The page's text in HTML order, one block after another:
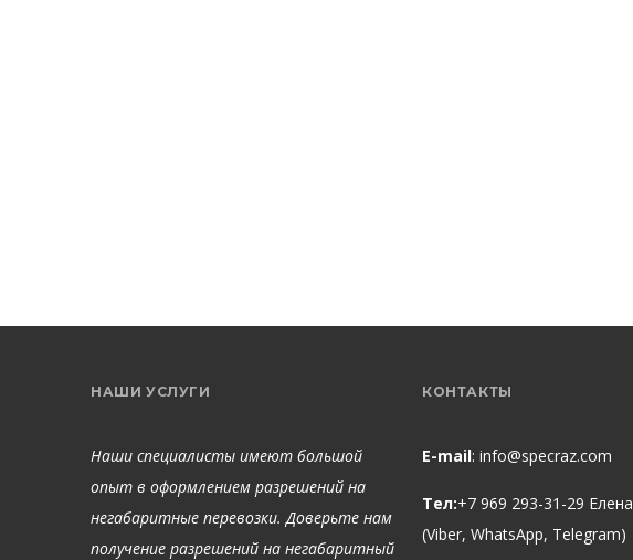
НАШИ УСЛУГИ
Наши специалисты имеют большой
опыт в оформлением разрешений на
негабаритные перевозки. Доверьте нам
получение разрешений на негабаритный
КОНТАКТЫ
E-mail: info@specraz.com
Тел:+7 969 293-31-29 Елена
(Viber, WhatsApp, Telegram)